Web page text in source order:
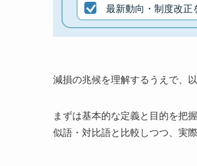
最新動向・制度改正
減損の兆候を理解するうえで、
まずは基本的な定義と目的を把
似語・対比語と比較しつつ、実